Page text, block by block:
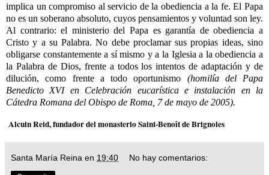
implica un compromiso al servicio de la obediencia a la fe. El Papa
no es un soberano absoluto, cuyos pensamientos y voluntad son ley.
Al contrario: el ministerio del Papa es garantía de obediencia a
Cristo y a su Palabra. No debe proclamar sus propias ideas, sino
obligarse constantemente a sí mismo y a la Iglesia a la obediencia a
la Palabra de Dios, frente a todos los intentos de adaptación y de
dilución, como frente a todo oportunismo (homilía del Papa
Benedicto XVI en Celebración eucarística e instalación en la
Cátedra Romana del Obispo de Roma, 7 de mayo de 2005).
Alcuin Reid, fundador del monasterio Saint-Benoît de Brignoles
Santa María Reina en 19:40 No hay comentarios: